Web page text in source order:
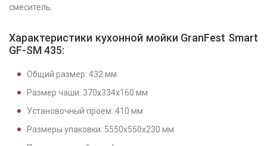
смеситель.
Характеристики кухонной мойки GranFest Smart
GF-SM 435:
Общий размер: 432 мм
Размер чаши: 370х334x160 мм
Установочный проем: 410 мм
Размеры упаковки: 5550х550х230 мм